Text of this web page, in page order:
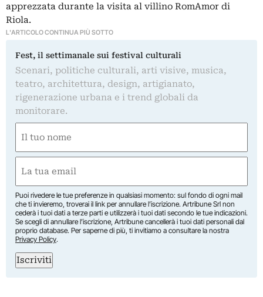
apprezzata durante la visita al villino RomAmor di
Riola.
L'ARTICOLO CONTINUA PIÙ SOTTO
Fest, il settimanale sui festival culturali
Scenari, politiche culturali, arti visive, musica,
teatro, architettura, design, artigianato,
rigenerazione urbana e i trend globali da
monitorare.
(Obbligatorio)
Nome
(Obbligatorio)
Puoi rivedere le tue preferenze in qualsiasi momento: sul fondo di ogni mail
che ti invieremo, troverai il link per annullare l’iscrizione. Artribune Srl non
cederà i tuoi dati a terze parti e utilizzerà i tuoi dati secondo le tue indicazioni.
Se scegli di annullare l’iscrizione, Artribune cancellerà i tuoi dati personali dal
proprio database. Per saperne di più, ti invitiamo a consultare la nostra
Privacy Policy.
Iscriviti